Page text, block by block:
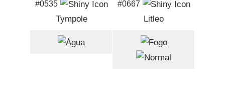
#0535
Tympole
#0667
Litleo